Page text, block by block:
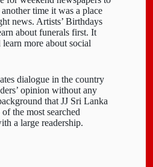
time it was a place
news. Artists’ Birthdays
about funerals first. It
more about social
dialogue in the country
opinion without any
that JJ Sri Lanka
the most searched
a large readership.